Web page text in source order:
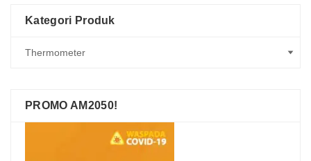
Kategori Produk
PROMO AM2050!